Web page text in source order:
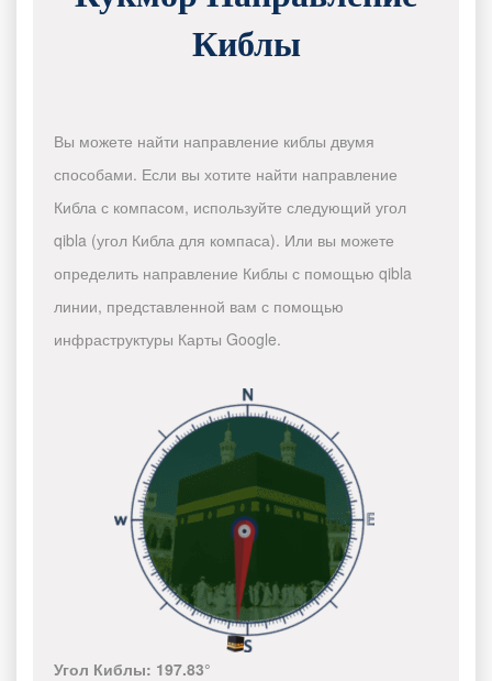
Киблы
Вы можете найти направление киблы двумя
способами. Если вы хотите найти направление
Кибла с компасом, используйте следующий угол
qibla (угол Кибла для компаса). Или вы можете
определить направление Киблы с помощью qibla
линии, представленной вам с помощью
инфраструктуры Карты Google.
Угол Киблы: 197.83°